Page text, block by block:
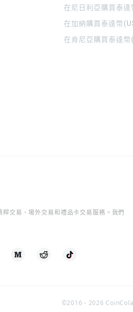
在尼日利亞購買泰達
在加納購買泰達幣
在肯尼亞購買泰達幣
交易、場外交易和禮品卡交易服務。我們
©2016 - 2026